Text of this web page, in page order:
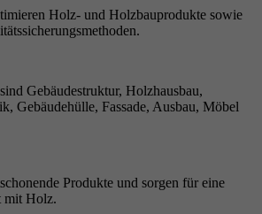
Holz- und Holzbauprodukte sowie
Gebäudestruktur, Holzhausbau,
Gebäudehülle, Fassade, Ausbau, Möbel
Produkte und sorgen für eine
mit Holz.